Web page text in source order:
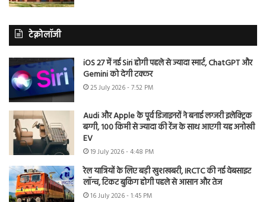
टेक्नोलॉजी
iOS 27 में नई Siri होगी पहले से ज्यादा स्मार्ट, ChatGPT और
Gemini को देगी टक्कर
25 July 2026 - 7:52 PM
Audi और Apple के पूर्व डिजाइनरों ने बनाई लग्जरी इलेक्ट्रिक
बग्गी, 100 किमी से ज्यादा की रेंज के साथ आएगी यह अनोखी
EV
19 July 2026 - 4:48 PM
रेल यात्रियों के लिए बड़ी खुशखबरी, IRCTC की नई वेबसाइट
लॉन्च, टिकट बुकिंग होगी पहले से आसान और तेज
16 July 2026 - 1:45 PM